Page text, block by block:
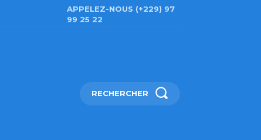
APPELEZ-NOUS (+229) 97
99 25 22
RECHERCHER